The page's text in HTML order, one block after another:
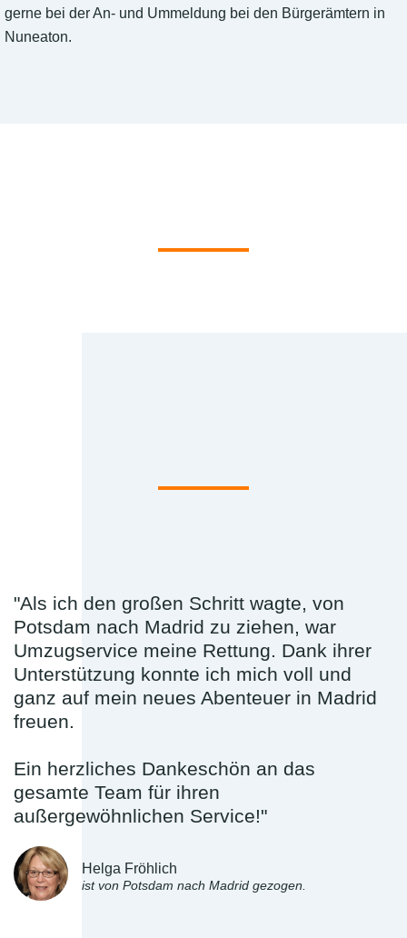
gerne bei der An- und Ummeldung bei den Bürgerämtern in
Nuneaton.
"Als ich den großen Schritt wagte, von
Potsdam nach Madrid zu ziehen, war
Umzugservice meine Rettung. Dank ihrer
Unterstützung konnte ich mich voll und
ganz auf mein neues Abenteuer in Madrid
freuen.
Ein herzliches Dankeschön an das
gesamte Team für ihren
außergewöhnlichen Service!"
Helga Fröhlich
ist von Potsdam nach Madrid gezogen.